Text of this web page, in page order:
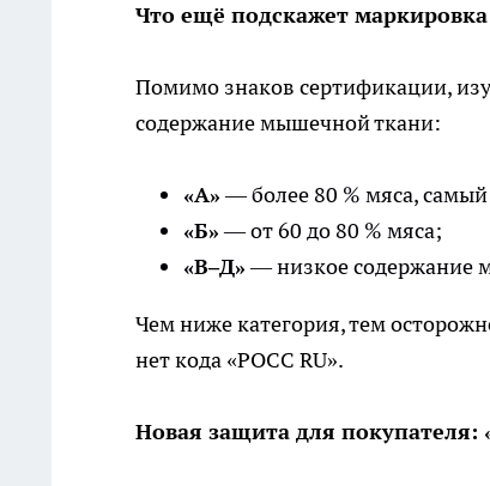
Что ещё подскажет маркировка
Помимо знаков сертификации,
содержание мышечной ткани:
«А»— более 80 % мяса,
«Б»— от 60 до 80 % мяса;
«В–Д»— низкое содержание
Чем ниже категория, тем
нет кода «РОСС RU».
Новая защита для покупателя: